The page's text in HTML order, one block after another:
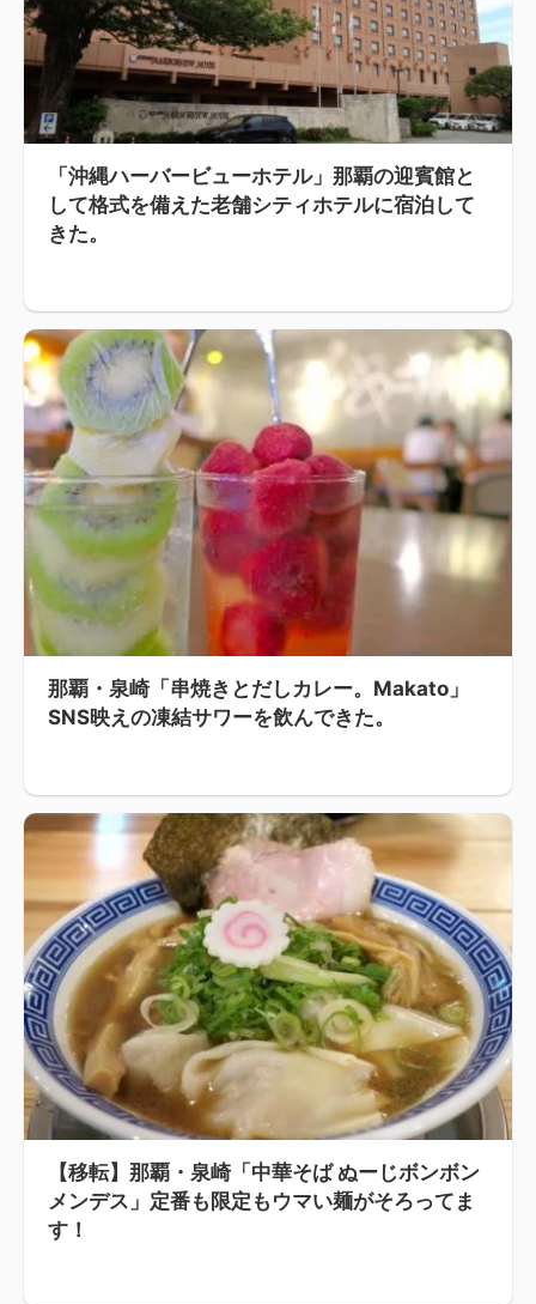
「沖縄ハーバービューホテル」那覇の迎賓館と
して格式を備えた老舗シティホテルに宿泊して
きた。
那覇・泉崎「串焼きとだしカレー。Makato」
SNS映えの凍結サワーを飲んできた。
【移転】那覇・泉崎「中華そば ぬーじボンボン
メンデス」定番も限定もウマい麺がそろってま
す！